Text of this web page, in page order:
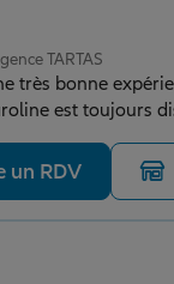
TARTAS
très bonne
est toujours
plaisir de traiter
un RDV